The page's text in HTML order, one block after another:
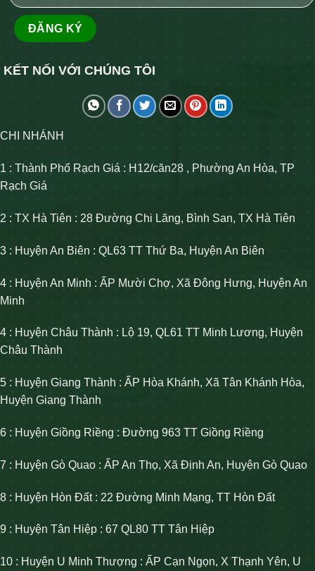
KẾT NỐI VỚI CHÚNG TÔI
CHI NHÁNH
1 : Thành Phố Rạch Giá : H12/căn28 , Phường An Hòa, TP
Rạch Giá
2 : TX Hà Tiên : 28 Đường Chi Lăng, Bình San, TX Hà Tiên
3 : Huyện An Biên : QL63 TT Thứ Ba, Huyện An Biên
4 : Huyện An Minh : ẤP Mười Chợ, Xã Đông Hưng, Huyện An
Minh
4 : Huyện Châu Thành : Lộ 19, QL61 TT Minh Lương, Huyện
Châu Thành
5 : Huyện Giang Thành : ẤP Hòa Khánh, Xã Tân Khánh Hòa,
Huyện Giang Thành
6 : Huyện Giồng Riềng : Đường 963 TT Giồng Riềng
7 : Huyện Gò Quao : ẤP An Thọ, Xã Định An, Huyện Gò Quao
8 : Huyện Hòn Đất : 22 Đường Minh Mạng, TT Hòn Đất
9 : Huyện Tân Hiệp : 67 QL80 TT Tân Hiệp
10 : Huyện U Minh Thượng : ẤP Cạn Ngọn, X Thạnh Yên, U